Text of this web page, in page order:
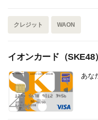
クレジット WAON
イオンカード（SKE48）
あな